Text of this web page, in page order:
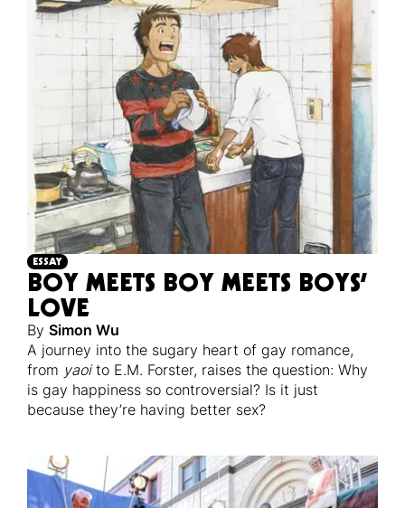
ESSAY
BOY MEETS BOY MEETS BOYS’
LOVE
By Simon Wu
A journey into the sugary heart of gay romance,
from yaoito E.M. Forster, raises the question: Why
is gay happiness so controversial? Is it just
because they’re having better sex?